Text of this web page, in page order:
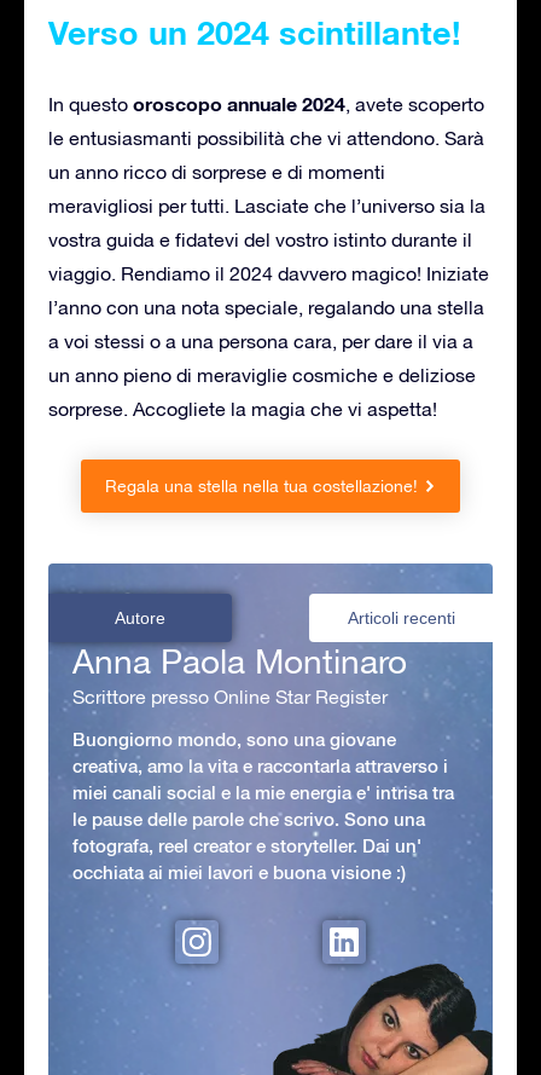
Verso un 2024 scintillante!
In questo oroscopo annuale 2024, avete scoperto
le entusiasmanti possibilità che vi attendono. Sarà
un anno ricco di sorprese e di momenti
meravigliosi per tutti. Lasciate che l’universo sia la
vostra guida e fidatevi del vostro istinto durante il
viaggio. Rendiamo il 2024 davvero magico! Iniziate
l’anno con una nota speciale, regalando una stella
a voi stessi o a una persona cara, per dare il via a
un anno pieno di meraviglie cosmiche e deliziose
sorprese. Accogliete la magia che vi aspetta!
Regala una stella nella tua costellazione!
Autore Articoli recenti
Anna Paola Montinaro
Scrittore presso Online Star Register
Buongiorno mondo, sono una giovane
creativa, amo la vita e raccontarla attraverso i
miei canali social e la mie energia e' intrisa tra
le pause delle parole che scrivo. Sono una
fotografa, reel creator e storyteller. Dai un'
occhiata ai miei lavori e buona visione :)